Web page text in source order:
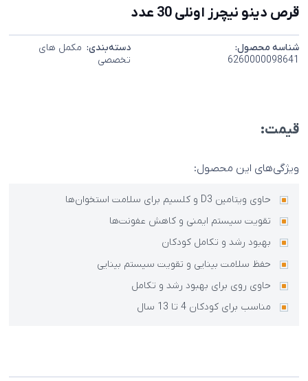
قرص دینو نیچرز اونلی 30 عدد
شناسه محصول:
6260000098641
دسته‌بندی: مکمل های
تخصصی
قیمت:
ویژگی‌های این محصول:
حاوی ویتامین D3 و کلسیم برای سلامت استخوان‌ها
تقویت سیستم ایمنی و کاهش عفونت‌ها
بهبود رشد و تکامل کودکان
حفظ سلامت بینایی و تقویت سیستم بینایی
حاوی روی برای بهبود رشد و تکامل
مناسب برای کودکان 4 تا 13 سال